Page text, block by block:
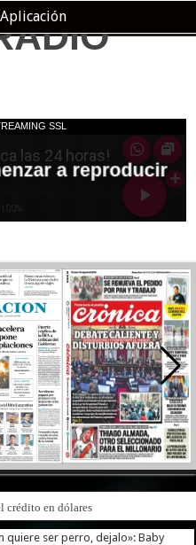
crédito en dólares
quiere ser perro, dejalo»: Baby